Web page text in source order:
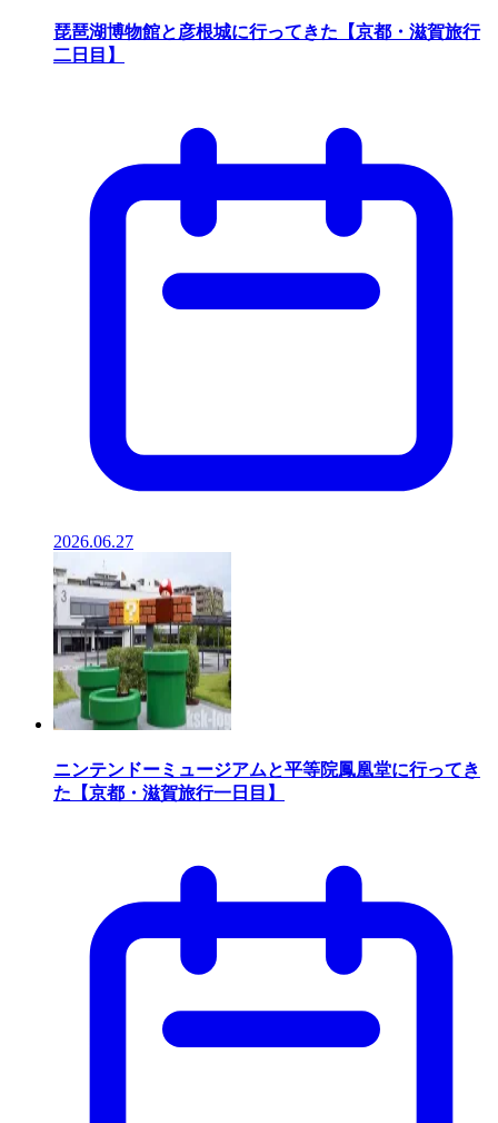
琵琶湖博物館と彦根城に行ってきた【京都・滋賀旅行
二日目】
2026.06.27
ニンテンドーミュージアムと平等院鳳凰堂に行ってき
た【京都・滋賀旅行一日目】